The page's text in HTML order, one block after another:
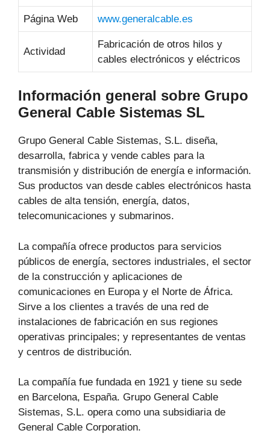
Página Web www.generalcable.es
Actividad
Fabricación de otros hilos y
cables electrónicos y eléctricos
Información general sobre Grupo
General Cable Sistemas SL
Grupo General Cable Sistemas, S.L. diseña,
desarrolla, fabrica y vende cables para la
transmisión y distribución de energía e información.
Sus productos van desde cables electrónicos hasta
cables de alta tensión, energía, datos,
telecomunicaciones y submarinos.
La compañía ofrece productos para servicios
públicos de energía, sectores industriales, el sector
de la construcción y aplicaciones de
comunicaciones en Europa y el Norte de África.
Sirve a los clientes a través de una red de
instalaciones de fabricación en sus regiones
operativas principales; y representantes de ventas
y centros de distribución.
La compañía fue fundada en 1921 y tiene su sede
en Barcelona, España. Grupo General Cable
Sistemas, S.L. opera como una subsidiaria de
General Cable Corporation.